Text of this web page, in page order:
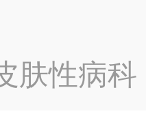
肤性病科